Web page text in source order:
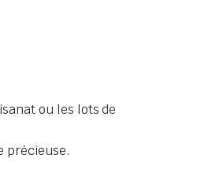
ou les lots de
précieuse.